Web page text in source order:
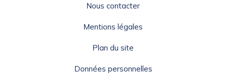
Nous contacter
Mentions légales
Plan du site
Données personnelles